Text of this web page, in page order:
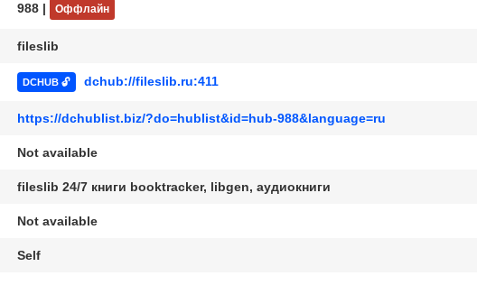
988 | Оффлайн
fileslib
DCHUB 🔓 dchub://fileslib.ru:411
https://dchublist.biz/?do=hublist&id=hub-988&language=ru
Not available
fileslib 24/7 книги booktracker, libgen, аудиокниги
Not available
Self